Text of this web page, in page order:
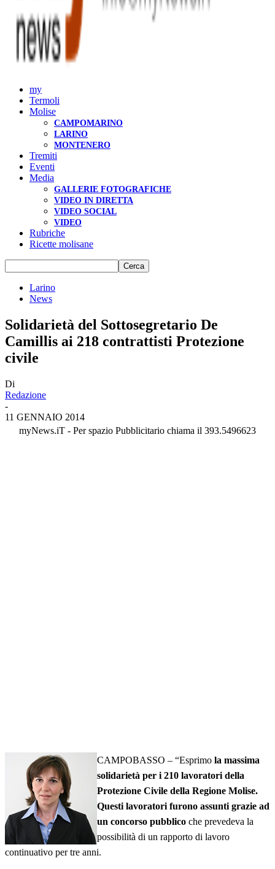
my
Termoli
Molise
CAMPOMARINO
LARINO
MONTENERO
Tremiti
Eventi
Media
GALLERIE FOTOGRAFICHE
VIDEO IN DIRETTA
VIDEO SOCIAL
VIDEO
Rubriche
Ricette molisane
Larino
News
Solidarietà del Sottosegretario De
Camillis ai 218 contrattisti Protezione
civile
Di
Redazione
-
11 GENNAIO 2014
myNews.iT - Per spazio Pubblicitario chiama il 393.5496623
CAMPOBASSO – “Esprimo la massima
solidarietà per i 210 lavoratori della
Protezione Civile della Regione Molise.
Questi lavoratori furono assunti grazie ad
un concorso pubblico che prevedeva la
possibilità di un rapporto di lavoro
continuativo per tre anni.